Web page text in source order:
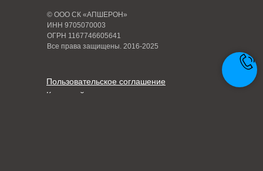
© ООО СК «АПШЕРОН»
ИНН 9705070003
ОГРН 1167746605641
Все права защищены. 2016-2025
Карта сайта
Пользовательское соглашение